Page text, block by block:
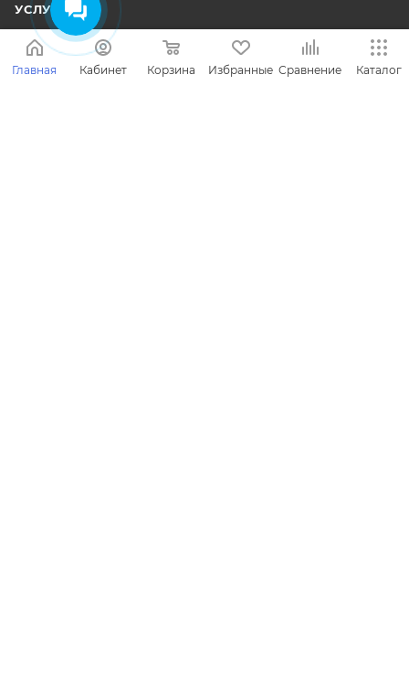
УСЛУГИ
ПРОИЗВОДИТЕЛИ
Главная Кабинет Корзина Избранные Сравнение Каталог